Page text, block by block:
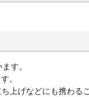
す。
。
上げなどにも携わる